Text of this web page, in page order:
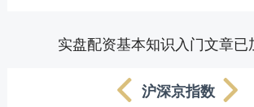
实盘配资基本知识入门文章已
沪深京指数